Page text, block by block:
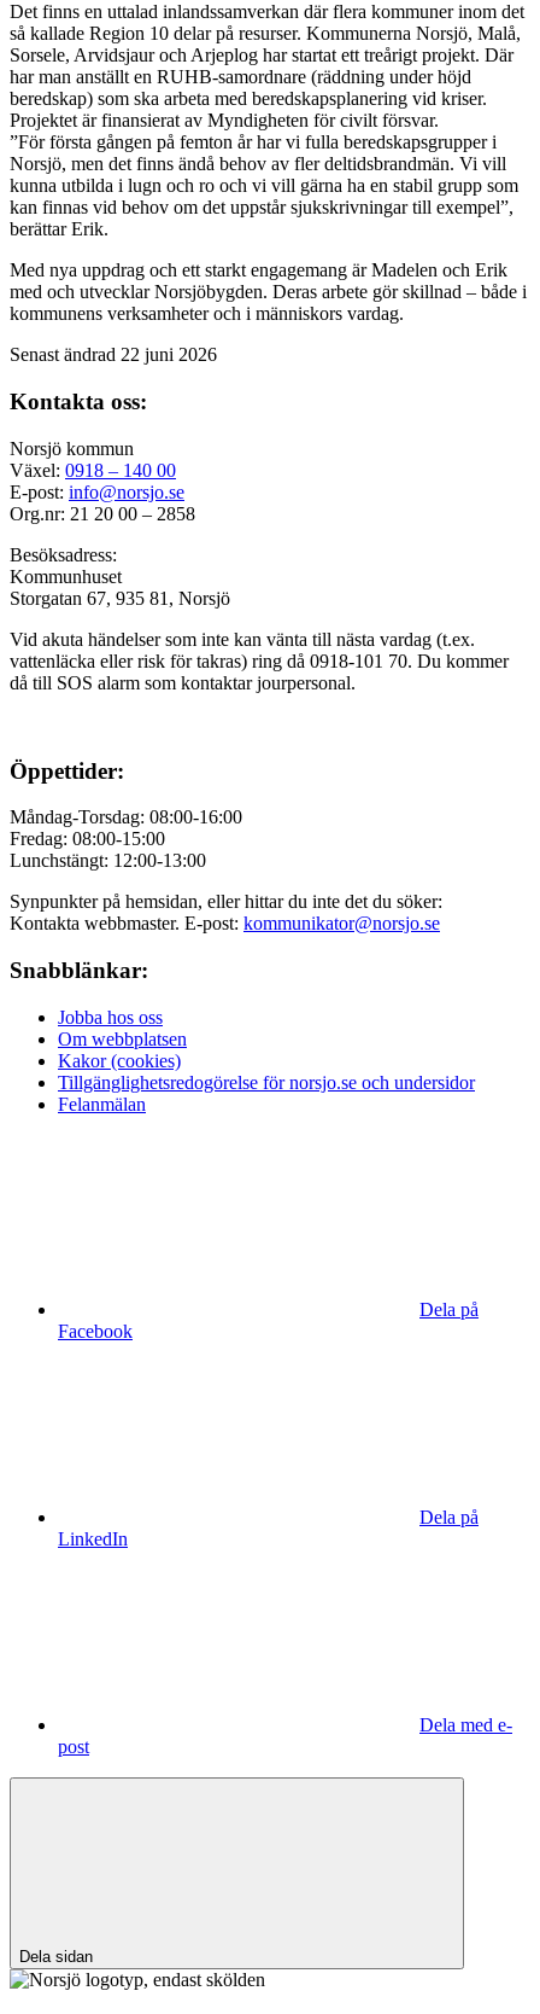
Det finns en uttalad inlandssamverkan där flera kommuner inom det
så kallade Region 10 delar på resurser. Kommunerna Norsjö, Malå,
Sorsele, Arvidsjaur och Arjeplog har startat ett treårigt projekt. Där
har man anställt en RUHB-samordnare (räddning under höjd
beredskap) som ska arbeta med beredskapsplanering vid kriser.
Projektet är finansierat av Myndigheten för civilt försvar.
”För första gången på femton år har vi fulla beredskapsgrupper i
Norsjö, men det finns ändå behov av fler deltidsbrandmän. Vi vill
kunna utbilda i lugn och ro och vi vill gärna ha en stabil grupp som
kan finnas vid behov om det uppstår sjukskrivningar till exempel”,
berättar Erik.
Med nya uppdrag och ett starkt engagemang är Madelen och Erik
med och utvecklar Norsjöbygden. Deras arbete gör skillnad – både i
kommunens verksamheter och i människors vardag.
Senast ändrad 22 juni 2026
Kontakta oss:
Norsjö kommun
Växel: 0918 – 140 00
E-post: info@norsjo.se
Org.nr: 21 20 00 – 2858
Besöksadress:
Kommunhuset
Storgatan 67, 935 81, Norsjö
Vid akuta händelser som inte kan vänta till nästa vardag (t.ex.
vattenläcka ellerrisk för takras) ring då 0918-101 70. Du kommer
då till SOS alarm som kontaktar jourpersonal.
Öppettider:
Måndag-Torsdag: 08:00-16:00
Fredag: 08:00-15:00
Lunchstängt: 12:00-13:00
Synpunkter på hemsidan, eller hittar du inte det du söker:
Kontakta webbmaster. E-post: kommunikator@norsjo.se
Snabblänkar:
Jobba hos oss
Om webbplatsen
Kakor (cookies)
Tillgänglighetsredogörelse för norsjo.se och undersidor
Felanmälan
Dela på
Facebook
Dela på
LinkedIn
Dela med e-
post
Dela sidan